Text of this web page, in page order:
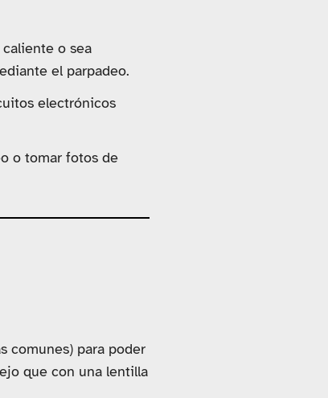
o sea
el parpadeo.
electrónicos
o tomar fotos de
comunes) para poder
que con una lentilla